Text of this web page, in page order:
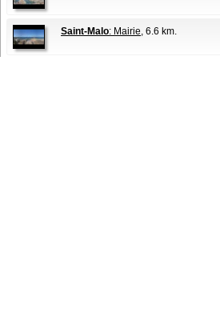
Saint-Malo: Mairie, 6.6 km.